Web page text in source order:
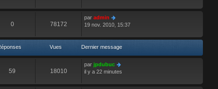
0 78172
par admin
19 nov. 2010, 15:37
Vues Dernier message
59 18010
par jpdubuc
il y a 22 minutes